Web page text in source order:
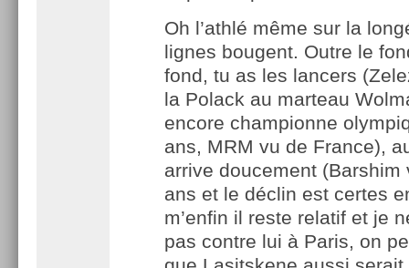
Oh l’athlé même sur la
lignes bougent. Outre le
fond, tu as les lancers
la Polack au marteau
encore championne
ans, MRM vu de France),
arrive doucement (Barshim
ans et le déclin est certes
m’enfin il reste relatif et je
pas contre lui à Paris, on